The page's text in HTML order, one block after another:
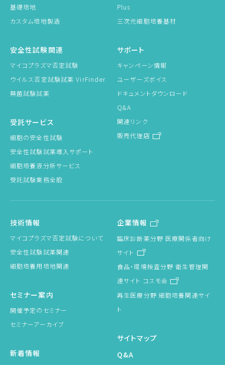
基礎培地
カスタム培地製造
安全性試験関連
マイコプラズマ否定試験
ウイルス否定試験試薬 VirFinder
無菌試験試薬
受託サービス
細胞の安全性試験
安全性試験試薬導入サポート
細胞培養液分析サービス
受託試験業務全般
Plus
三次元細胞培養基材
サポート
キャンペーン情報
ユーザーズボイス
ドキュメントダウンロード
Q&A
関連リンク
販売代理店
技術情報
マイコプラズマ否定試験について
安全性試験試薬関連
細胞培養用培地関連
セミナー案内
開催予定のセミナー
セミナーアーカイブ
新着情報
企業情報
臨床診断薬分野 医療関係者向け
サイト
食品・環境検査分野 衛生管理関
連サイト コスモ会
再生医療分野 細胞培養関連サイ
ト
サイトマップ
Q&A